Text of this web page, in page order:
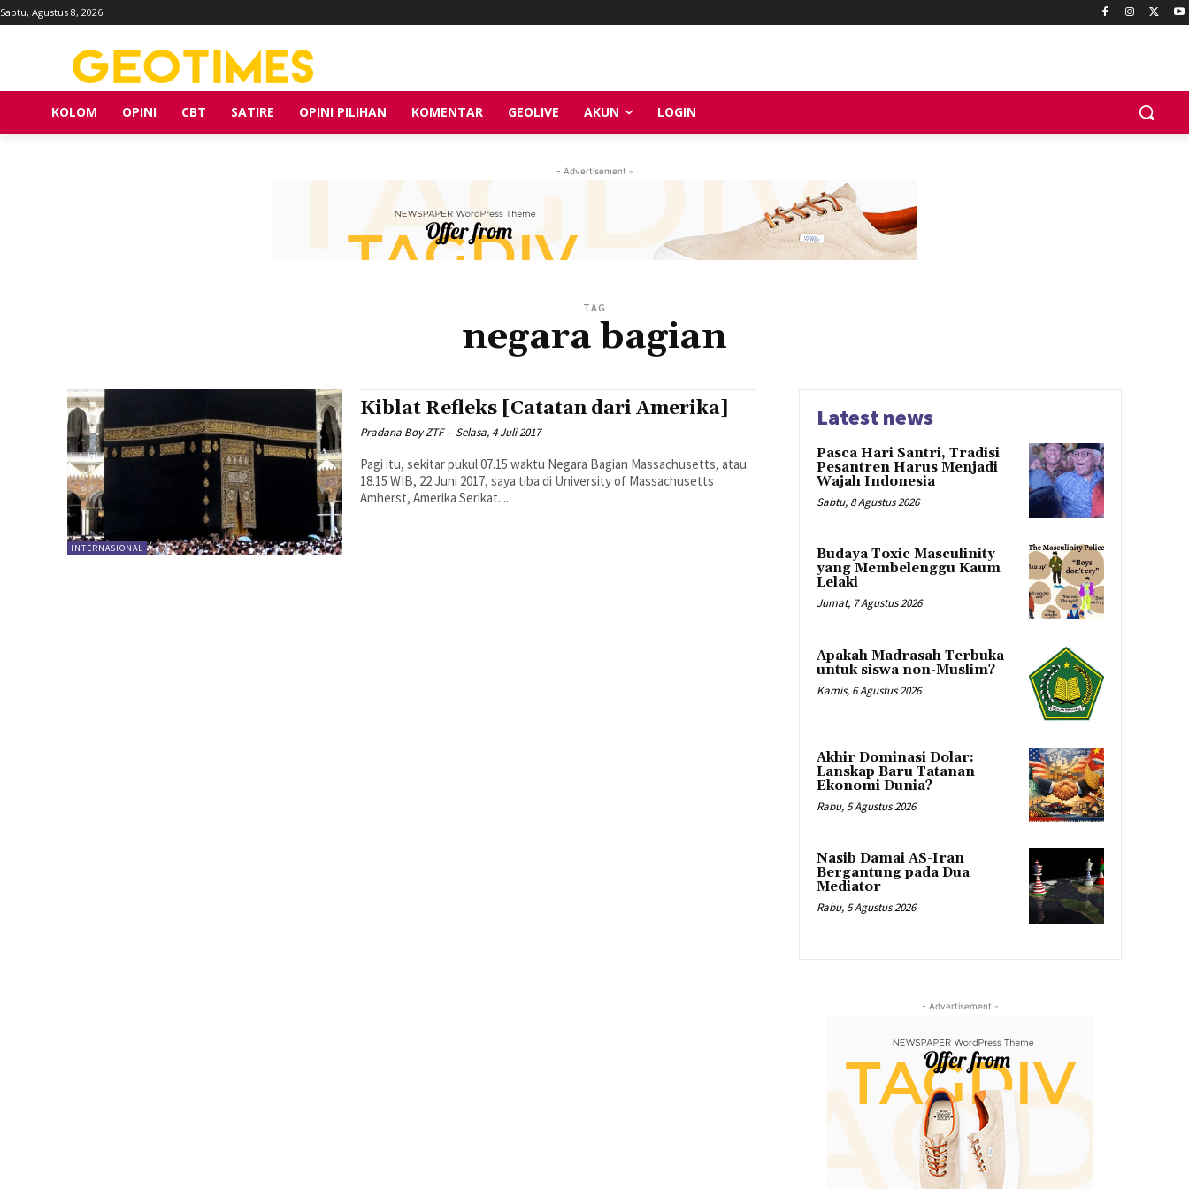
Sabtu, Agustus 8, 2026
KOLOM OPINI CBT SATIRE OPINI PILIHAN KOMENTAR GEOLIVE AKUN LOGIN
- Advertisement -
TAG
negara bagian
INTERNASIONAL
Kiblat Refleks [Catatan dari Amerika]
Pradana Boy ZTF - Selasa, 4 Juli 2017
Pagi itu, sekitar pukul 07.15 waktu Negara Bagian Massachusetts, atau
18.15 WIB, 22 Juni 2017, saya tiba di University of Massachusetts
Amherst, Amerika Serikat....
Latest news
Pasca Hari Santri, Tradisi
Pesantren Harus Menjadi
Wajah Indonesia
Sabtu, 8 Agustus 2026
Budaya Toxic Masculinity
yang Membelenggu Kaum
Lelaki
Jumat, 7 Agustus 2026
Apakah Madrasah Terbuka
untuk siswa non-Muslim?
Kamis, 6 Agustus 2026
Akhir Dominasi Dolar:
Lanskap Baru Tatanan
Ekonomi Dunia?
Rabu, 5 Agustus 2026
Nasib Damai AS-Iran
Bergantung pada Dua
Mediator
Rabu, 5 Agustus 2026
- Advertisement -